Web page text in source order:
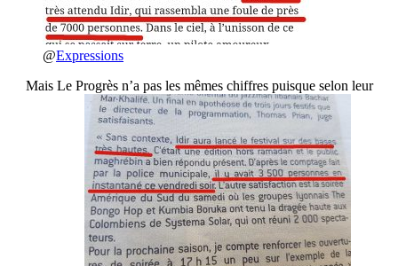
@Expressions
Mais Le Progrès n’a pas les mêmes chiffres puisque selon leur